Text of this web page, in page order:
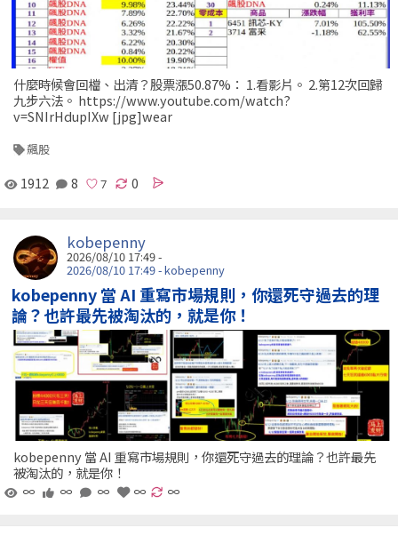
什麼時候會回檔、出清？股票漲50.87%： 1.看影片。 2.第12次回歸
九步六法。 https://www.youtube.com/watch?
v=SNIrHdupIXw [jpg]wear
飆股
1912 8 0
kobepenny
2026/08/10 17:49 -
2026/08/10 17:49 - kobepenny
kobepenny 當 AI 重寫市場規則，你還死守過去的理
論？也許最先被淘汰的，就是你！
kobepenny 當 AI 重寫市場規則，你還死守過去的理論？也許最先
被淘汰的，就是你！
∞
∞ ∞ ∞ ∞